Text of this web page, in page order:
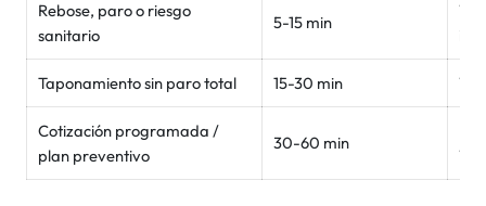
Rebose, paro o riesgo
sanitario
5-15 min
Taponamiento sin paro total 15-30 min
Cotización programada /
plan preventivo
30-60 min